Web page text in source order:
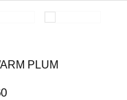
PLUM
Huidige